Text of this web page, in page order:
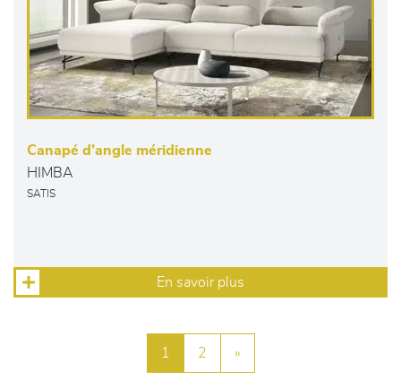
Canapé d’angle méridienne
HIMBA
SATIS
En savoir plus
1 2 »